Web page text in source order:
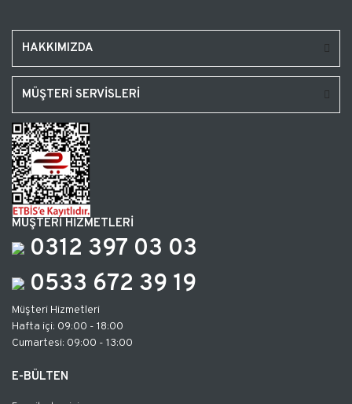
HAKKIMIZDA
MÜŞTERİ SERVİSLERİ
MÜŞTERİ HİZMETLERİ
0312 397 03 03
0533 672 39 19
Müşteri Hizmetleri
Hafta içi: 09:00 - 18:00
Cumartesi: 09:00 - 13:00
E-BÜLTEN